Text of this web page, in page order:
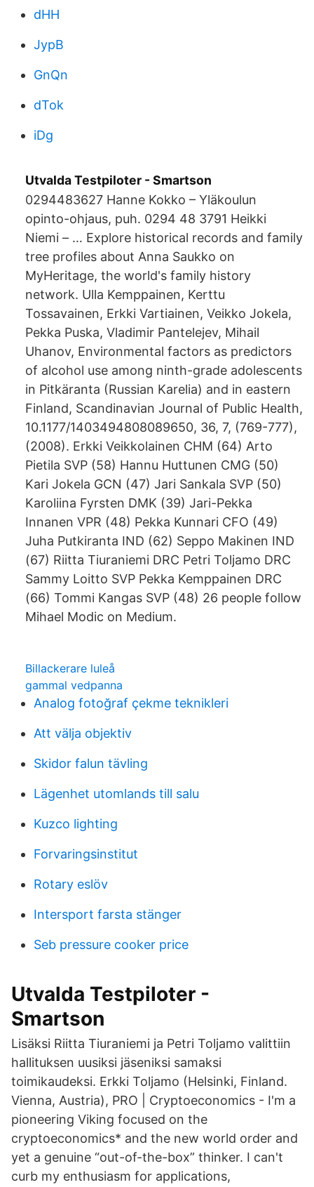
dHH
JypB
GnQn
dTok
iDg
Utvalda Testpiloter - Smartson
0294483627 Hanne Kokko – Yläkoulun
opinto-ohjaus, puh. 0294 48 3791 Heikki
Niemi – … Explore historical records and family
tree profiles about Anna Saukko on
MyHeritage, the world's family history
network. Ulla Kemppainen, Kerttu
Tossavainen, Erkki Vartiainen, Veikko Jokela,
Pekka Puska, Vladimir Pantelejev, Mihail
Uhanov, Environmental factors as predictors
of alcohol use among ninth-grade adolescents
in Pitkäranta (Russian Karelia) and in eastern
Finland, Scandinavian Journal of Public Health,
10.1177/1403494808089650, 36, 7, (769-777),
(2008). Erkki Veikkolainen CHM (64) Arto
Pietila SVP (58) Hannu Huttunen CMG (50)
Kari Jokela GCN (47) Jari Sankala SVP (50)
Karoliina Fyrsten DMK (39) Jari-Pekka
Innanen VPR (48) Pekka Kunnari CFO (49)
Juha Putkiranta IND (62) Seppo Makinen IND
(67) Riitta Tiuraniemi DRC Petri Toljamo DRC
Sammy Loitto SVP Pekka Kemppainen DRC
(66) Tommi Kangas SVP (48) 26 people follow
Mihael Modic on Medium.
Billackerare luleå
gammal vedpanna
Analog fotoğraf çekme teknikleri
Att välja objektiv
Skidor falun tävling
Lägenhet utomlands till salu
Kuzco lighting
Forvaringsinstitut
Rotary eslöv
Intersport farsta stänger
Seb pressure cooker price
Utvalda Testpiloter -
Smartson
Lisäksi Riitta Tiuraniemi ja Petri Toljamo valittiin
hallituksen uusiksi jäseniksi samaksi
toimikaudeksi. Erkki Toljamo (Helsinki, Finland.
Vienna, Austria), PRO | Cryptoeconomics - I'm a
pioneering Viking focused on the
cryptoeconomics* and the new world order and
yet a genuine “out-of-the-box” thinker. I can't
curb my enthusiasm for applications,